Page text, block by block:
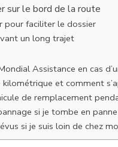
sur le bord de la route
pour faciliter le dossier
un long trajet
Assistance en cas
kilométrique et comment
de remplacement
si je tombe en
si je suis loin de chez